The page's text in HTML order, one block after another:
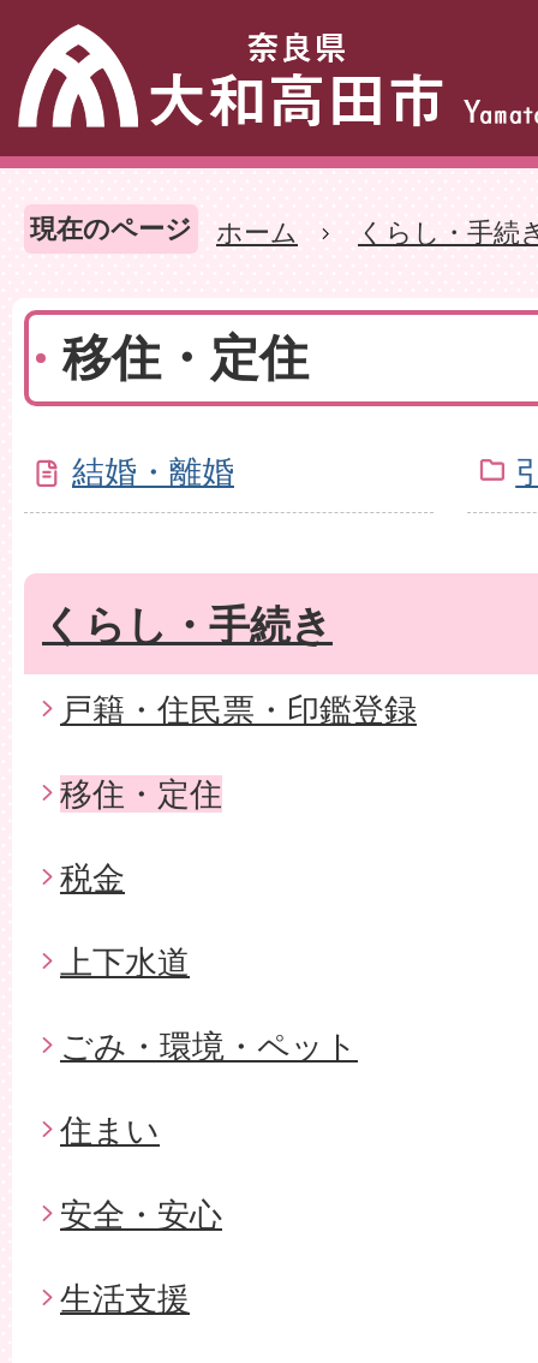
現在のページ ホーム くらし・手続
移住・定住
結婚・離婚
くらし・手続き
戸籍・住民票・印鑑登録
移住・定住
税金
上下水道
ごみ・環境・ペット
住まい
安全・安心
生活支援